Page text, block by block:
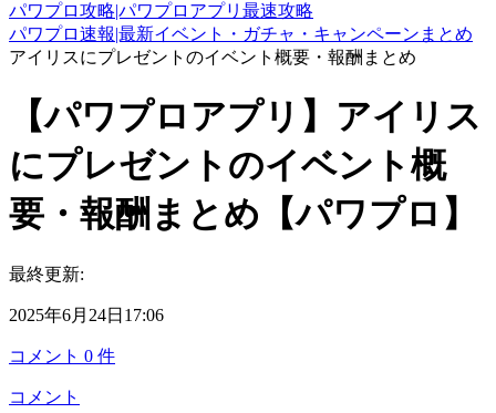
パワプロ攻略|パワプロアプリ最速攻略
パワプロ速報|最新イベント・ガチャ・キャンペーンまとめ
アイリスにプレゼントのイベント概要・報酬まとめ
【パワプロアプリ】アイリス
にプレゼントのイベント概
要・報酬まとめ【パワプロ】
最終更新:
2025年6月24日17:06
コメント 0 件
コメント